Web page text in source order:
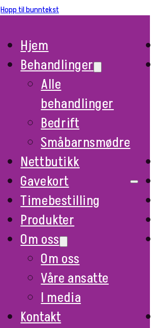
Hopp til bunntekst
Hjem
Behandlinger
Alle
behandlinger
Bedrift
Småbarnsmødre
Nettbutikk
Gavekort
Timebestilling
Produkter
Om oss
Om oss
Våre ansatte
I media
Kontakt